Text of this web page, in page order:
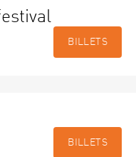
BILLETS
BILLETS